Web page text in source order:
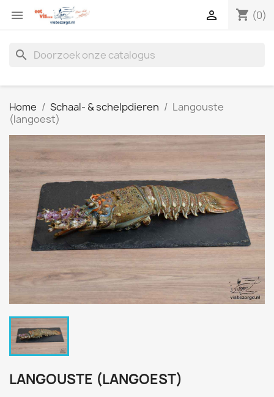
 shopping_cart (0)

search
Home Schaal- & schelpdieren
Langouste
(langoest)
LANGOUSTE (LANGOEST)